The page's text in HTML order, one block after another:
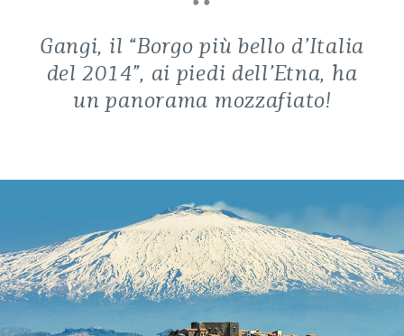
Gangi, il “Borgo più bello d’Italia
del 2014”, ai piedi dell’Etna, ha
un panorama mozzafiato!